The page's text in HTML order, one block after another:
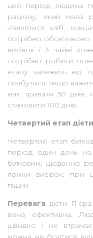
цей період людина
раціону, який мала
з’являтися хліб,
потрібно обов’язково
висівок і 3 чайні
потрібно робити
етапу залежить від
позбутися: якщо
має тривати 50 днів,
становити 100 днів.
Четвертий етап
Четвертий етап
період один день
білковим; щоденно
ложки висівок; при
пішки.
Перевага дієти
вона ефективна.
швидко і не втрачає